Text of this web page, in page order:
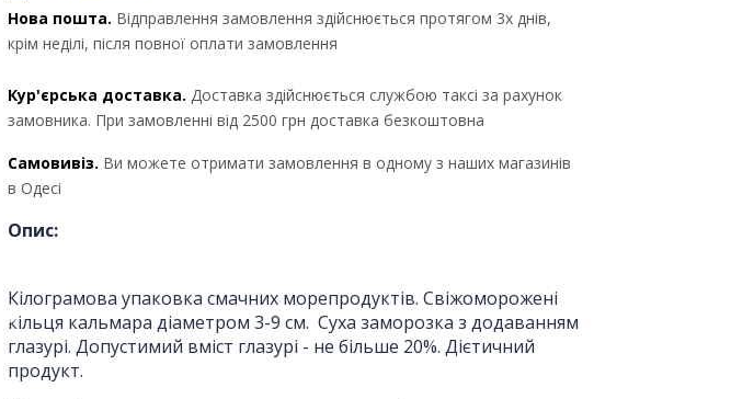
Нова пошта. Відправлення замовлення здійснюється протягом 3х днів,
крім неділі, після повної оплати замовлення
Кур'єрська доставка. Доставка здійснюється службою таксі за рахунок
замовника. При замовленні від 2500 грн доставка безкоштовна
Самовивіз. Ви можете отримати замовлення в одному з наших магазинів
в Одесі
Опис:
Кілограмова упаковка смачних морепродуктів. Свіжоморожені
кільця кальмара діаметром 3-9 см. Суха заморозка з додаванням
глазурі. Допустимий вміст глазурі - не більше 20%. Дієтичний
продукт.